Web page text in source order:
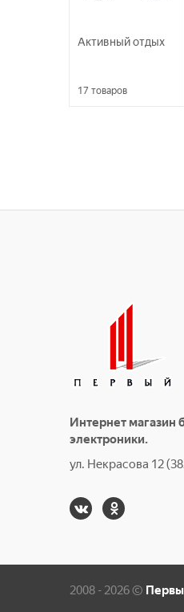
Активный отдых
17 товаров
Интернет магазин
электроники.
ул. Некрасова 12
2008 - 2026 ©